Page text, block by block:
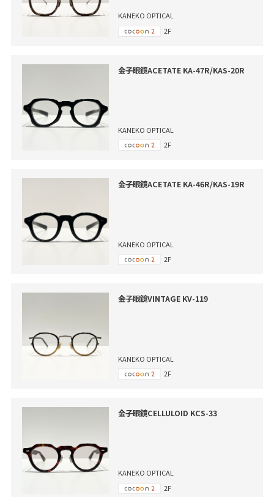
KANEKO OPTICAL
2F
金子眼鏡ACETATE KA-47R/KAS-20R
KANEKO OPTICAL
2F
金子眼鏡ACETATE KA-46R/KAS-19R
KANEKO OPTICAL
2F
金子眼鏡VINTAGE KV-119
KANEKO OPTICAL
2F
金子眼鏡CELLULOID KCS-33
KANEKO OPTICAL
2F